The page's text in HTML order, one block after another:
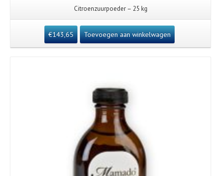
Citroenzuurpoeder – 25 kg
€143,65 Toevoegen aan winkelwagen